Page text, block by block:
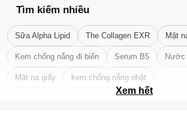
Tìm kiếm nhiều
Sữa Alpha Lipid The Collagen EXR Mặt
Kem chống nắng đi biển Serum B5 Nước
Mặt nạ giấy kem chống nắng nhật
Xem hết